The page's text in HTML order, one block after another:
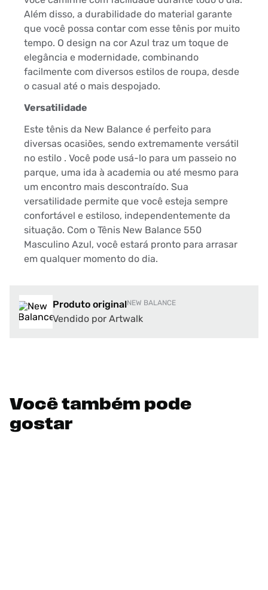
Além disso, a durabilidade do material garante
que você possa contar com esse tênis por muito
tempo. O design na cor Azul traz um toque de
elegância e modernidade, combinando
facilmente com diversos estilos de roupa, desde
o casual até o mais despojado.
Versatilidade
Este tênis da New Balance é perfeito para
diversas ocasiões, sendo extremamente versátil
no estilo . Você pode usá-lo para um passeio no
parque, uma ida à academia ou até mesmo para
um encontro mais descontraído. Sua
versatilidade permite que você esteja sempre
confortável e estiloso, independentemente da
situação. Com o Tênis New Balance 550
Masculino Azul, você estará pronto para arrasar
em qualquer momento do dia.
Produto originalNEW BALANCE
Vendido por Artwalk
Você também pode
gostar